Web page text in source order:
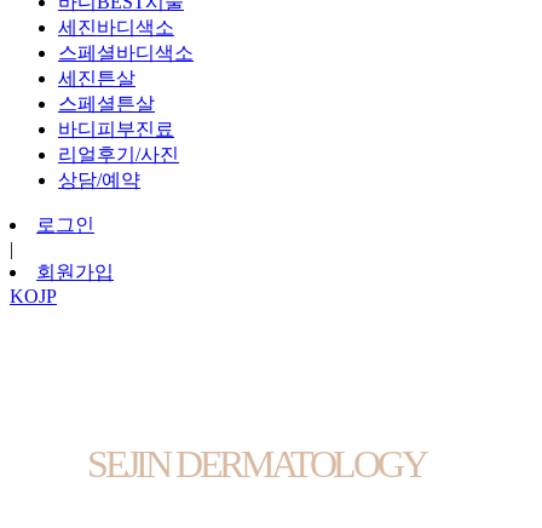
세진바디색소
스페셜바디색소
세진튼살
스페셜튼살
바디피부진료
리얼후기/사진
상담/예약
로그인
|
회원가입
KOJP
SEJIN DERMATOLOGY